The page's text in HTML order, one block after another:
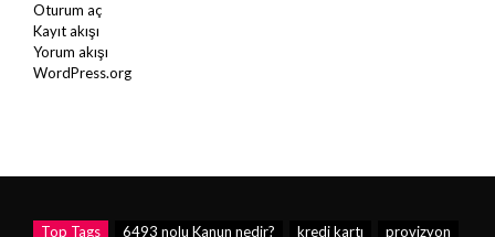
Oturum aç
Kayıt akışı
Yorum akışı
WordPress.org
Top Tags 6493 nolu Kanun nedir? kredi kartı
provizyon